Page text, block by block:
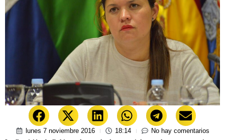
lunes 7 noviembre 2016 18:14
No hay comentarios